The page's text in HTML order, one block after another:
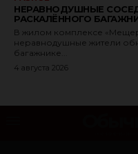
НЕРАВНОДУШНЫЕ
РАСКАЛЁННОГО
В жилом комплексе
неравнодушные жители
багажнике...
4 августа 2026